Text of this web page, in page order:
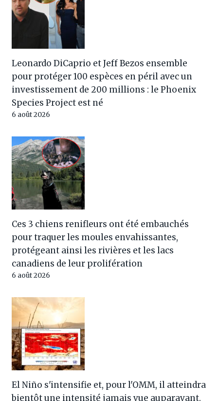
Leonardo DiCaprio et Jeff Bezos ensemble
pour protéger 100 espèces en péril avec un
investissement de 200 millions : le Phoenix
Species Project est né
6 août 2026
Ces 3 chiens renifleurs ont été embauchés
pour traquer les moules envahissantes,
protégeant ainsi les rivières et les lacs
canadiens de leur prolifération
6 août 2026
El Niño s'intensifie et, pour l'OMM, il atteindra
bientôt une intensité jamais vue auparavant.